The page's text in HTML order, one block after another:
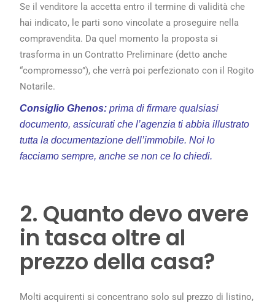
Se il venditore la accetta entro il termine di validità che
hai indicato, le parti sono vincolate a proseguire nella
compravendita. Da quel momento la proposta si
trasforma in un Contratto Preliminare (detto anche
“compromesso”), che verrà poi perfezionato con il Rogito
Notarile.
Consiglio Ghenos: prima di firmare qualsiasi
documento, assicurati che l’agenzia ti abbia illustrato
tutta la documentazione dell’immobile. Noi lo
facciamo sempre, anche se non ce lo chiedi.
2. Quanto devo avere
in tasca oltre al
prezzo della casa?
Molti acquirenti si concentrano solo sul prezzo di listino,